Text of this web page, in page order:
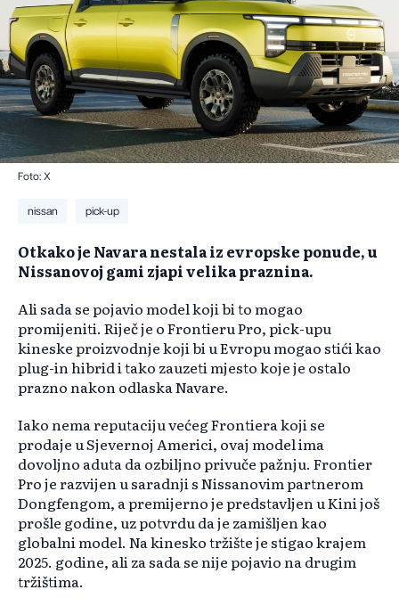
Foto: X
nissan pick-up
Otkako je Navara nestala iz evropske ponude, u
Nissanovoj gami zjapi velika praznina.
Ali sada se pojavio model koji bi to mogao
promijeniti. Riječ je o Frontieru Pro, pick-upu
kineske proizvodnje koji bi u Evropu mogao stići kao
plug-in hibrid i tako zauzeti mjesto koje je ostalo
prazno nakon odlaska Navare.
Iako nema reputaciju većeg Frontiera koji se
prodaje u Sjevernoj Americi, ovaj model ima
dovoljno aduta da ozbiljno privuče pažnju. Frontier
Pro je razvijen u saradnji s Nissanovim partnerom
Dongfengom, a premijerno je predstavljen u Kini još
prošle godine, uz potvrdu da je zamišljen kao
globalni model. Na kinesko tržište je stigao krajem
2025. godine, ali za sada se nije pojavio na drugim
tržištima.